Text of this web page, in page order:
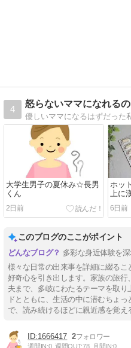
4
怒らないママになれる
大学生男子の夏休み☆長男
くん
2日前
ホッ
上に
6日前
このブログのここがポイント
多彩な身近体験を
様々な日常の出来事を詳細に綴る
好奇心を引き出します。家族の旅
夫まで、多岐にわたるテーマを取
ドとともに、生活の中に潜むちょ
で、読み続けるほどに親近感を覚え
1666417 2
週間IN:0 週間OUT:78 月間IN:0